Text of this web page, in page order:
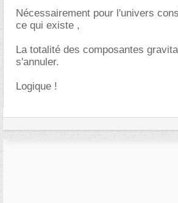
Nécessairement pour l'univers
ce qui existe ,
La totalité des composantes
s'annuler.
Logique !